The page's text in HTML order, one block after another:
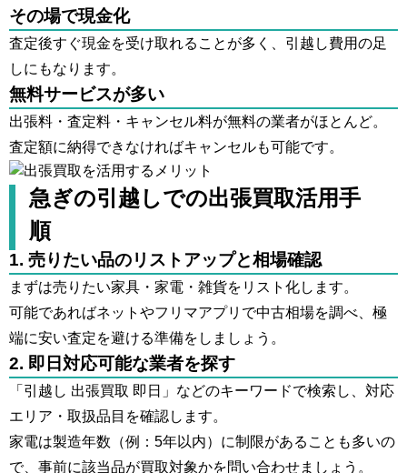
その場で現金化
査定後すぐ現金を受け取れることが多く、引越し費用の足
しにもなります。
無料サービスが多い
出張料・査定料・キャンセル料が無料の業者がほとんど。
査定額に納得できなければキャンセルも可能です。
急ぎの引越しでの出張買取活用手
順
1. 売りたい品のリストアップと相場確認
まずは売りたい家具・家電・雑貨をリスト化します。
可能であればネットやフリマアプリで中古相場を調べ、極
端に安い査定を避ける準備をしましょう。
2. 即日対応可能な業者を探す
「引越し 出張買取 即日」などのキーワードで検索し、対応
エリア・取扱品目を確認します。
家電は製造年数（例：5年以内）に制限があることも多いの
で、事前に該当品が買取対象かを問い合わせましょう。